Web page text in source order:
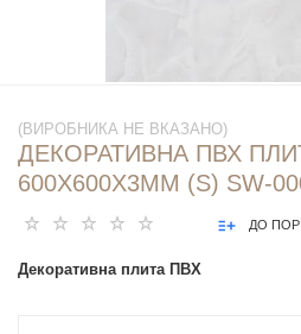
(ВИРОБНИКА НЕ ВКАЗАНО)
ДЕКОРАТИВНА ПВХ
600Х600Х3ММ (S) SW-
ДО
Декоративна плита ПВХ